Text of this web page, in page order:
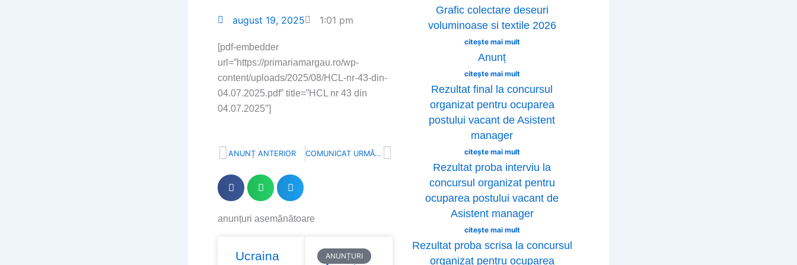
august 19, 2025 1:01 pm
[pdf-embedder
url=”https://primariamargau.ro/wp-
content/uploads/2025/08/HCL-nr-43-din-
04.07.2025.pdf” title=”HCL nr 43 din
04.07.2025″]
Prev
ANUNȚ ANTERIOR COMUNICAT URMĂTOR Next
anunțuri asemănătoare
Ucraina
ANUNȚURI
Grafic colectare deseuri
voluminoase si textile 2026
citește mai mult
Anunț
citește mai mult
Rezultat final la concursul
organizat pentru ocuparea
postului vacant de Asistent
manager
citește mai mult
Rezultat proba interviu la
concursul organizat pentru
ocuparea postului vacant de
Asistent manager
citește mai mult
Rezultat proba scrisa la concursul
organizat pentru ocuparea